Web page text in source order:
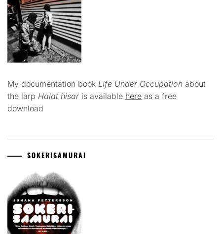
My documentation book Life Under Occupation about
the larp Halat hisar is available here as a free
download
SOKERISAMURAI